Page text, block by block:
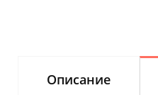
Описание